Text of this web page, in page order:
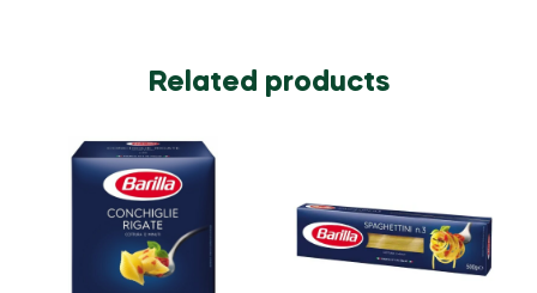
Related products